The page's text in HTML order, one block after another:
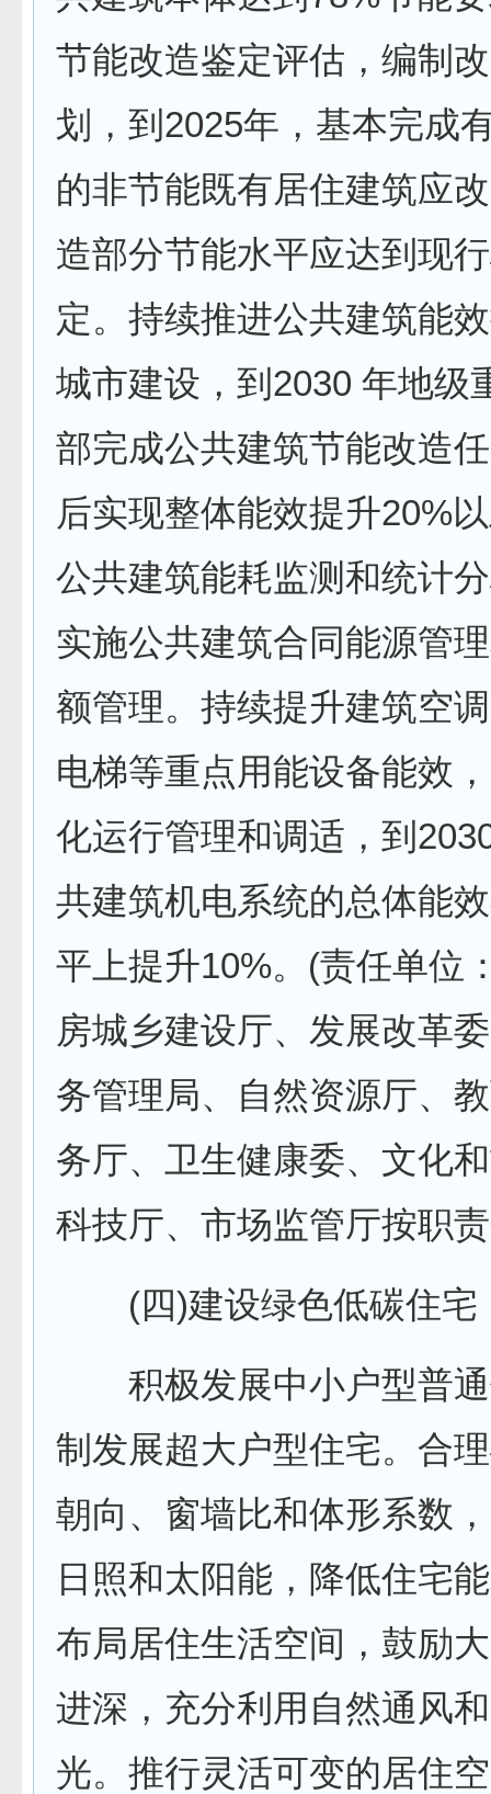
节能改造鉴定评估，编制
划，到2025年，基本完成
的非节能既有居住建筑应
造部分节能水平应达到现
定。持续推进公共建筑能
城市建设，到2030 年地级
部完成公共建筑节能改造
后实现整体能效提升20%
公共建筑能耗监测和统计
实施公共建筑合同能源管
额管理。持续提升建筑空
电梯等重点用能设备能效
化运行管理和调适，到
共建筑机电系统的总体能
平上提升10%。(责任单位
房城乡建设厅、发展改革
务管理局、自然资源厅、
务厅、卫生健康委、文化
科技厅、市场监管厅按职
(四)建设绿色低碳住宅
积极发展中小户型普通
制发展超大户型住宅。合
朝向、窗墙比和体形系数
日照和太阳能，降低住宅
布局居住生活空间，鼓励
进深，充分利用自然通风
光。推行灵活可变的居住